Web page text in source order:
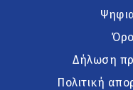
Δήλωση
Πολιτική